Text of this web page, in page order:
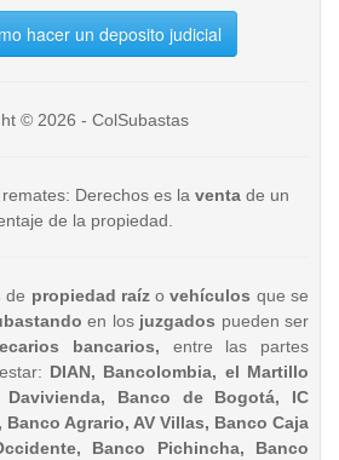
hacer un deposito judicial
© 2026 - ColSubastas
Derechos es la ventade un
de la propiedad.
de propiedad raízo vehículos que se
en los juzgados pueden ser
bancarios, entre las partes
DIAN, Bancolombia, el Martillo
Banco de Bogotá, IC
Agrario, AV Villas, Banco Caja
Banco Pichincha, Banco